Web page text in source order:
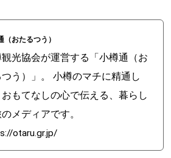
（おたるつう）
光協会が運営する「小樽通（お
つう）」。 小樽のマチに精通し
おもてなしの心で伝える、暮らし
メディアです。
otaru.gr.jp/